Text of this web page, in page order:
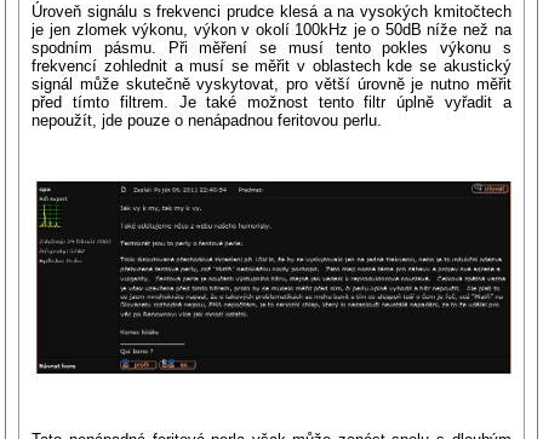
Úroveň signálu s frekvenci prudce klesá a na vysokých kmitočtech
je jen zlomek výkonu, výkon v okolí 100kHz je o 50dB níže než na
spodním pásmu. Při měření se musí tento pokles výkonu s
frekvencí zohlednit a musí se měřit v oblastech kde se akustický
signál může skutečně vyskytovat, pro větší úrovně je nutno měřit
před tímto filtrem. Je také možnost tento filtr úplně vyřadit a
nepoužít, jde pouze o nenápadnou feritovou perlu.